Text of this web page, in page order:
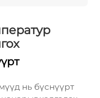
нь бүснүүрт